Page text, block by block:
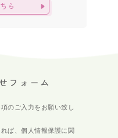
ら
フォーム
のご入力をお願い致し
ば、個人情報保護に関